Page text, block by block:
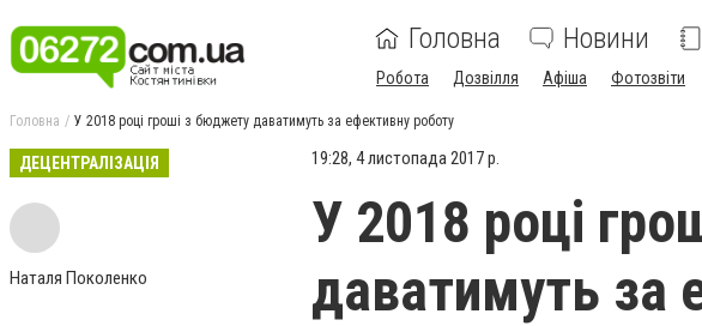
Головна Новини
Робота Дозвілля Афіша Фотозвіти
Головна У 2018 році гроші з бюджету даватимуть за ефективну роботу
ДЕЦЕНТРАЛІЗАЦІЯ
Наталя Поколенко
19:28, 4 листопада 2017 р.
У 2018 році
даватимуть за